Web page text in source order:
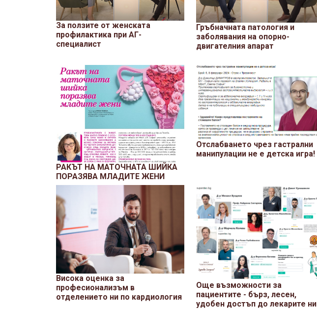
За ползите от женската
профилактика при АГ-
специалист
Гръбначната патология и
заболявания на опорно-
двигателния апарат
РАКЪТ НА МАТОЧНАТА ШИЙКА
ПОРАЗЯВА МЛАДИТЕ ЖЕНИ
Отслабването чрез гастрални
манипулации не е детска игра!
Висока оценка за
професионализъм в
отделението ни по кардиология
Още възможности за
пациентите - бърз, лесен,
удобен достъп до лекарите ни